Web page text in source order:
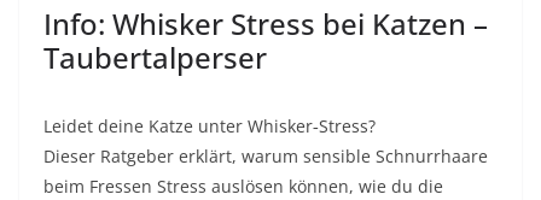
Info: Whisker Stress bei Katzen –
Taubertalperser
Leidet deine Katze unter Whisker‑Stress?
Dieser Ratgeber erklärt, warum sensible Schnurrhaare
beim Fressen Stress auslösen können, wie du die